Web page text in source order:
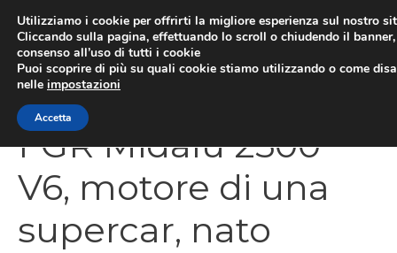
contenuto
FGR Midalu 2500
V6, motore di una
supercar, nato
Utilizziamo i cookie per offrirti la migliore esperienza sul nostro
Cliccando sulla pagina, effettuando lo scroll o chiudendo il
consenso all’uso di tutti i cookie
Puoi scoprire di più su quali cookie stiamo utilizzando o come
nelle impostazioni
Accetta